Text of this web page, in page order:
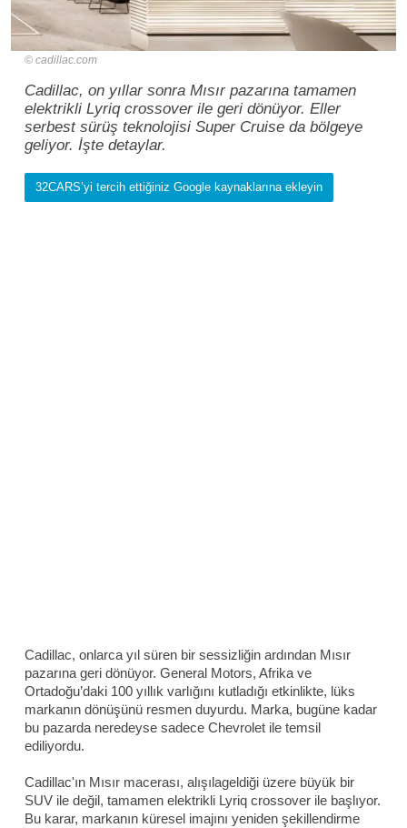
cadillac.com
Cadillac, on yıllar sonra Mısır pazarına tamamen
elektrikli Lyriq crossover ile geri dönüyor. Eller
serbest sürüş teknolojisi Super Cruise da bölgeye
geliyor. İşte detaylar.
32CARS’yi tercih ettiğiniz Google kaynaklarına ekleyin
Cadillac, onlarca yıl süren bir sessizliğin ardından Mısır
pazarına geri dönüyor. General Motors, Afrika ve
Ortadoğu’daki 100 yıllık varlığını kutladığı etkinlikte, lüks
markanın dönüşünü resmen duyurdu. Marka, bugüne kadar
bu pazarda neredeyse sadece Chevrolet ile temsil
ediliyordu.
Cadillac'ın Mısır macerası, alışılageldiği üzere büyük bir
SUV ile değil, tamamen elektrikli Lyriq crossover ile başlıyor.
Bu karar, markanın küresel imajını yeniden şekillendirme